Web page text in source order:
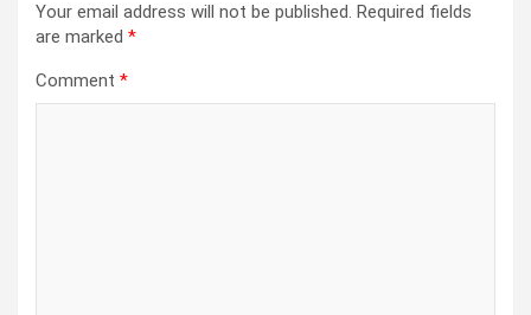
Your email address will not be published. Required fields
are marked *
Comment *